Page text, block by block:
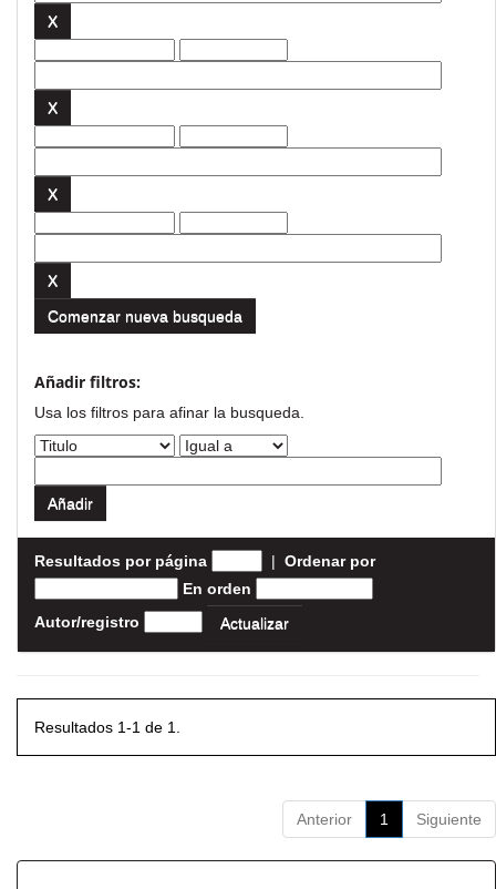
Comenzar nueva busqueda
Añadir filtros:
Usa los filtros para afinar la busqueda.
Resultados por página | Ordenar por
En orden
Autor/registro
Resultados 1-1 de 1.
Anterior 1 Siguiente